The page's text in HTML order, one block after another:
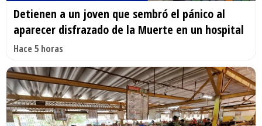
Detienen a un joven que sembró el pánico al
aparecer disfrazado de la Muerte en un hospital
Hace 5 horas